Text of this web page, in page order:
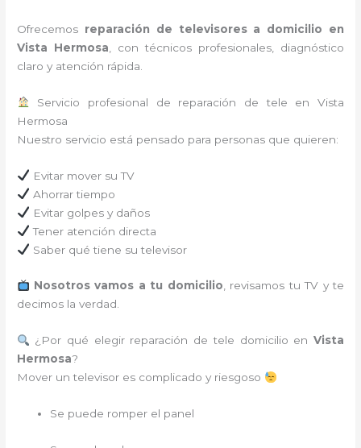
Ofrecemos reparación de televisores a domicilio en
Vista Hermosa , con técnicos profesionales, diagnóstico
claro y atención rápida.
Servicio profesional de reparación de tele en Vista
Hermosa
Nuestro servicio está pensado para personas que quieren:
Evitar mover su TV
Ahorrar tiempo
Evitar golpes y daños
Tener atención directa
Saber qué tiene su televisor
Nosotros vamos a tu domicilio, revisamos tu TV y te
decimos la verdad.
¿Por qué elegir reparación de tele domicilio en Vista
Hermosa?
Mover un televisor es complicado y riesgoso
Se puede romper el panel